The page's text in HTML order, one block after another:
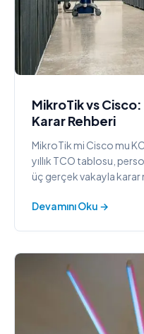
MikroTik vs Cisco:
Karar Rehberi
MikroTik mi Cisco mu
yıllık TCO tablosu,
üç gerçek vakayla karar
Devamını Oku →